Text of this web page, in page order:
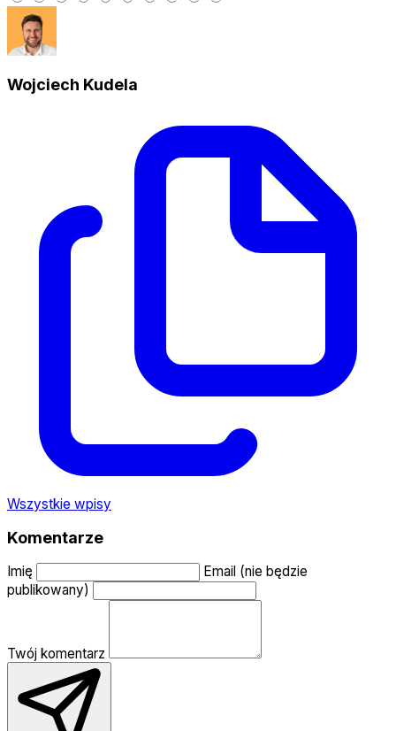
Wojciech Kudela
Wszystkie wpisy
Komentarze
Imię
Email (nie będzie
publikowany)
Twój komentarz